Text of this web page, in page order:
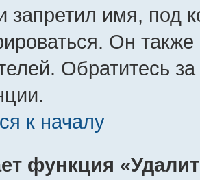
запретил имя, под
Он
Обратитесь
к началу
функция